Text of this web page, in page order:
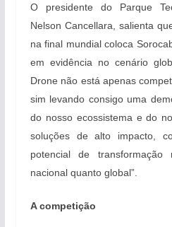
O presidente do Parque
Nelson Cancellara, salienta
na final mundial coloca
em evidência no cenário
Drone não está apenas
sim levando consigo uma
do nosso ecossistema e do
soluções de alto impacto,
potencial de
nacional quanto global”.
A competição